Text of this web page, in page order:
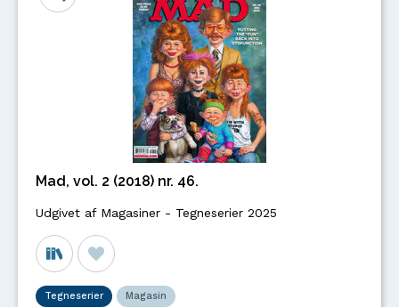
Mad, vol. 2 (2018) nr. 46.
Udgivet af Magasiner - Tegneserier 2025
Tegneserier Magasin